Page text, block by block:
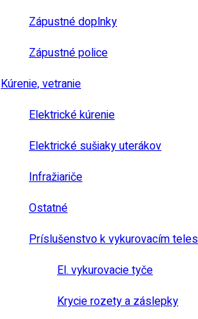
Zápustné doplnky
Zápustné police
Kúrenie, vetranie
Elektrické kúrenie
Elektrické sušiaky uterákov
Infražiariče
Ostatné
Príslušenstvo k vykurovacím
El. vykurovacie tyče
Krycie rozety a záslepky